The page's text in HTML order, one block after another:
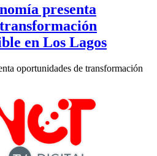
presenta
en Los Lagos
oportunidades de transformación